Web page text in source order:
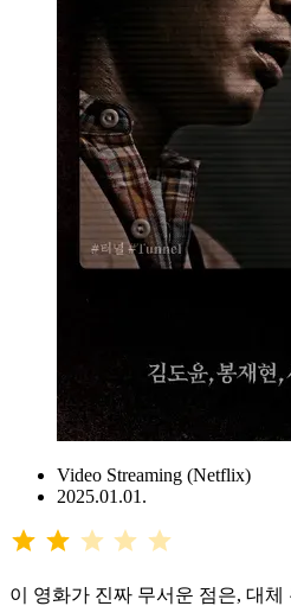
Video Streaming (Netflix)
2025.01.01.
⭐
이 영화가 진짜 무서운 점은, 대